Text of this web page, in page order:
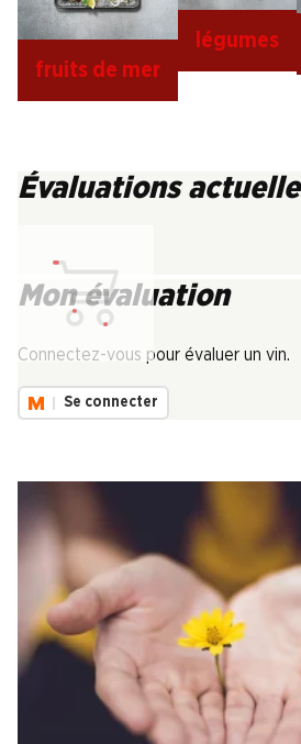
fruits de mer
légumes
Évaluations
Mon évaluation
Connectez-vous pour évaluer un vin.
Se connecter